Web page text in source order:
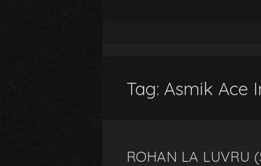
Tag: Asmik Ace
ROHAN LA LUVRU